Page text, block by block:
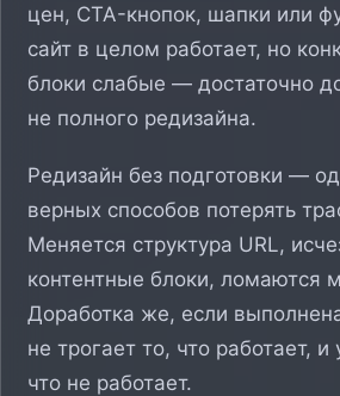
цен, CTA-кнопок, шапки или
сайт в целом работает, но
блоки слабые — достаточно
не полного редизайна.
Редизайн без подготовки —
верных способов потерять
Меняется структура URL,
контентные блоки, ломаются
Доработка же, если
не трогает то, что работает, и
что не работает.